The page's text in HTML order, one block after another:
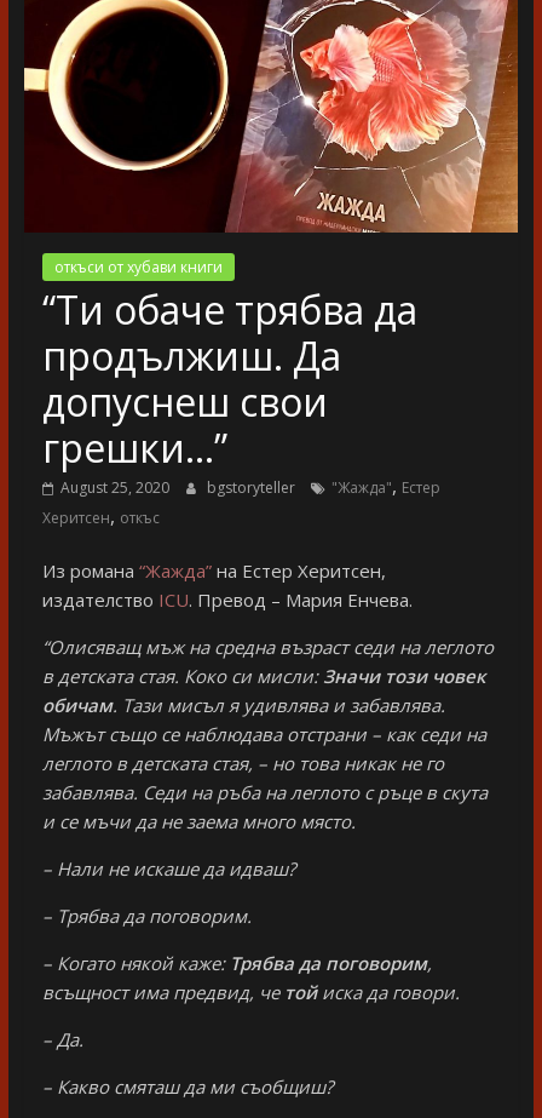
разказ
откъси от хубави книги
“Ти обаче трябва да
продължиш. Да
допуснеш свои
грешки…”
August 25, 2020 bgstoryteller "Жажда", Естер
Херитсен, откъс
Из романа “Жажда”на Естер Херитсен,
издателство ICU. Превод – Мария Енчева.
“Олисяващ мъж на средна възраст седи на леглото
в детската стая. Коко си мисли: Значи този човек
обичам. Тази мисъл я удивлява и забавлява.
Мъжът също се наблюдава отстрани – как седи на
леглото в детската стая, – но това никак не го
забавлява. Седи на ръба на леглото с ръце в скута
и се мъчи да не заема много място.
– Нали не искаше да идваш?
– Трябва да поговорим.
– Когато някой каже: Трябва да поговорим,
всъщност има предвид, че тойиска да говори.
– Да.
– Какво смяташ да ми съобщиш?